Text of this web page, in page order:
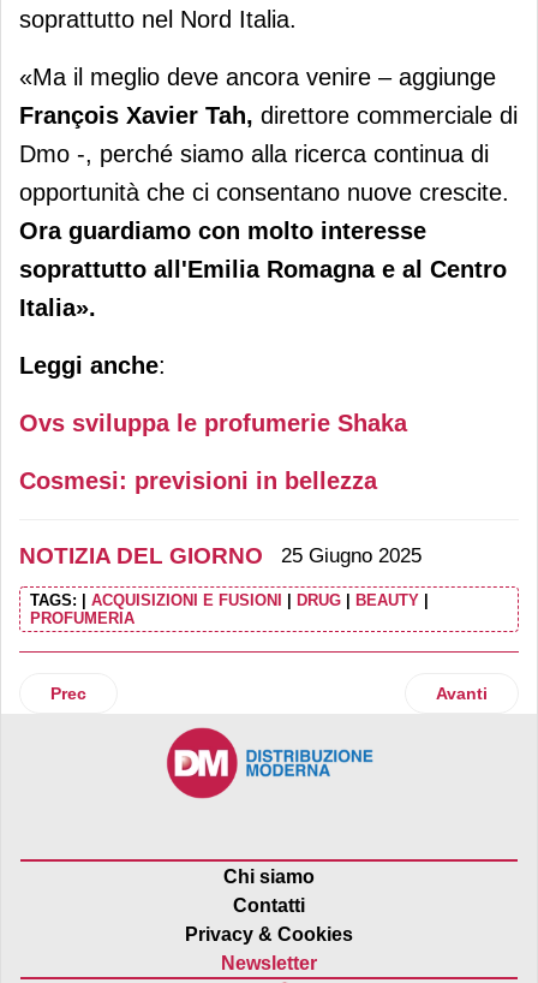
soprattutto nel Nord Italia.
«Ma il meglio deve ancora venire – aggiunge
François Xavier Tah, direttore commerciale di
Dmo -, perché siamo alla ricerca continua di
opportunità che ci consentano nuove crescite.
Ora guardiamo con molto interesse
soprattutto all'Emilia Romagna e al Centro
Italia».
Leggi anche:
Ovs sviluppa le profumerie Shaka
Cosmesi: previsioni in bellezza
NOTIZIA DEL GIORNO 25 Giugno 2025
TAGS: | ACQUISIZIONI E FUSIONI | DRUG | BEAUTY |
PROFUMERIA
Articolo precedente: Mondadori Store entra nei libri usati
Prec Articolo
Avanti
Chi siamo
Contatti
Privacy & Cookies
Newsletter